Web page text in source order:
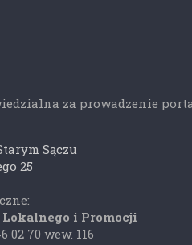
za prowadzenie
Sączu
25
i Promocji
02 70 wew. 116